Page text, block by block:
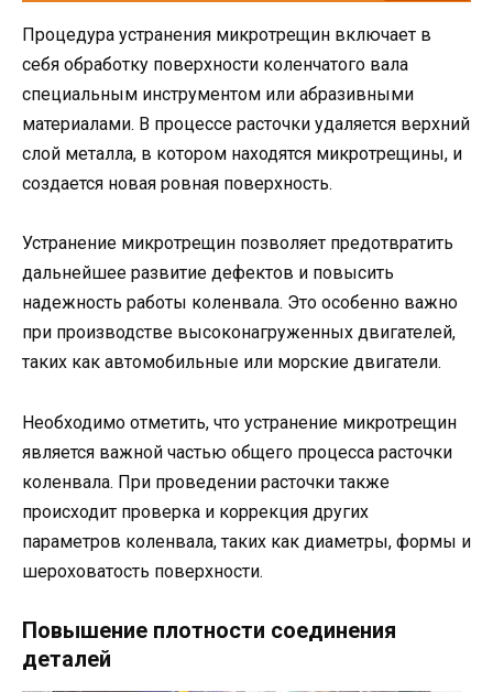
Процедура устранения микротрещин включает в
себя обработку поверхности коленчатого вала
специальным инструментом или абразивными
материалами. В процессе расточки удаляется верхний
слой металла, в котором находятся микротрещины, и
создается новая ровная поверхность.
Устранение микротрещин позволяет предотвратить
дальнейшее развитие дефектов и повысить
надежность работы коленвала. Это особенно важно
при производстве высоконагруженных двигателей,
таких как автомобильные или морские двигатели.
Необходимо отметить, что устранение микротрещин
является важной частью общего процесса расточки
коленвала. При проведении расточки также
происходит проверка и коррекция других
параметров коленвала, таких как диаметры, формы и
шероховатость поверхности.
Повышение плотности соединения
деталей